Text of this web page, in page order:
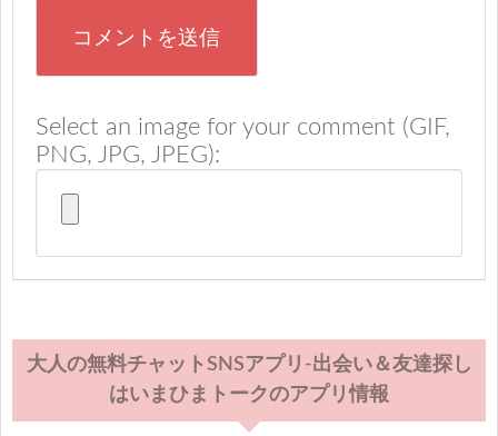
Select an image for your comment (GIF,
PNG, JPG, JPEG):
大人の無料チャットSNSアプリ-出会い＆友達探し
はいまひまトークのアプリ情報